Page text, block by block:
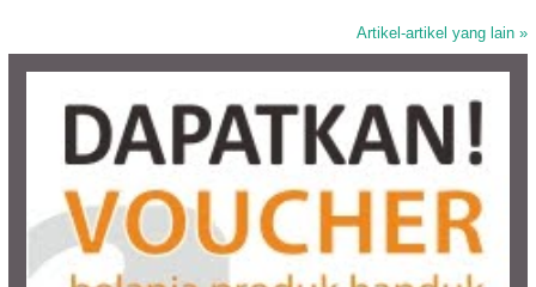
Artikel-artikel yang lain »